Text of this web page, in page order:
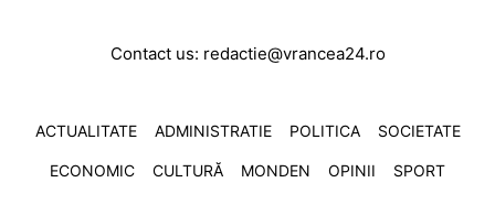
Contact us: redactie@vrancea24.ro
ACTUALITATE ADMINISTRATIE POLITICA SOCIETATE
ECONOMIC CULTURĂ MONDEN OPINII SPORT